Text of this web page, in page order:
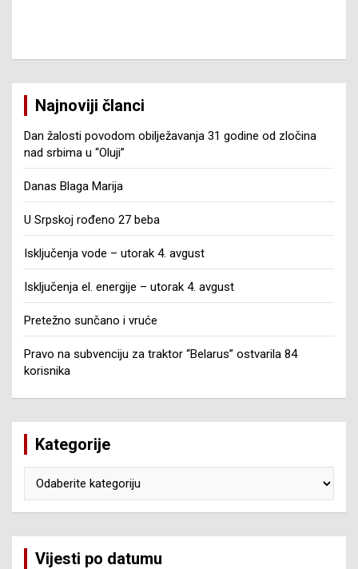
Najnoviji članci
Dan žalosti povodom obilježavanja 31 godine od zločina
nad srbima u “Oluji”
Danas Blaga Marija
U Srpskoj rođeno 27 beba
Isključenja vode – utorak 4. avgust
Isključenja el. energije – utorak 4. avgust
Pretežno sunčano i vruće
Pravo na subvenciju za traktor “Belarus” ostvarila 84
korisnika
Kategorije
Vijesti po datumu